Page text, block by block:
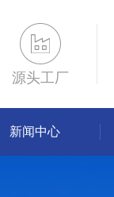
源头工厂
新闻中心